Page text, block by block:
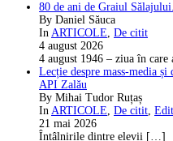
80 de ani de Graiul Sălajului.
By Daniel Săuca
In ARTICOLE, De citit
4 august 2026
4 august 1946 – ziua în care
Lecție despre mass-media
API Zalău
By Mihai Tudor Ruțaș
In ARTICOLE, De citit,
21 mai 2026
Întâlnirile dintre elevii […]